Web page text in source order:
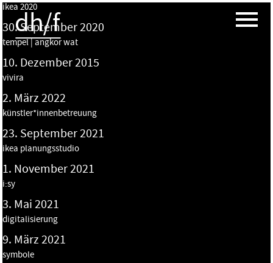
ikea 2020
30. September 2020
tempel | angkor wat
10. Dezember 2015
vivira
2. März 2022
künstler*innenbetreuung
23. September 2021
ikea planungsstudio
1. November 2021
i:sy
3. Mai 2021
digitalisierung
9. März 2021
symbole